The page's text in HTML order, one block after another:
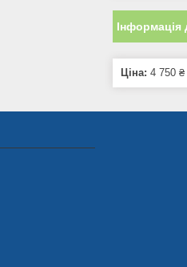
Інформація
Ціна: 4 750 ₴